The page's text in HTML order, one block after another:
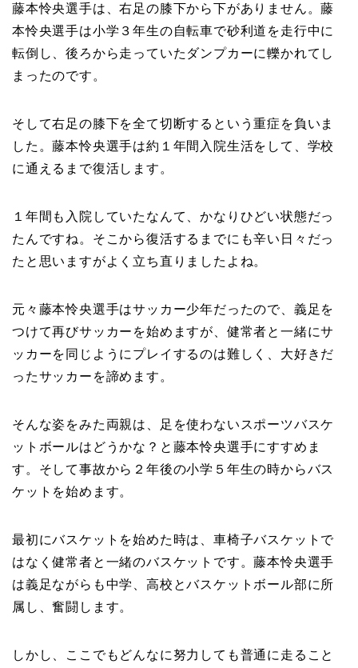
藤本怜央選手は、右足の膝下から下がありません。藤
本怜央選手は小学３年生の自転車で砂利道を走行中に
転倒し、後ろから走っていたダンプカーに轢かれてし
まったのです。
そして右足の膝下を全て切断するという重症を負いま
した。藤本怜央選手は約１年間入院生活をして、学校
に通えるまで復活します。
１年間も入院していたなんて、かなりひどい状態だっ
たんですね。そこから復活するまでにも辛い日々だっ
たと思いますがよく立ち直りましたよね。
元々藤本怜央選手はサッカー少年だったので、義足を
つけて再びサッカーを始めますが、健常者と一緒にサ
ッカーを同じようにプレイするのは難しく、大好きだ
ったサッカーを諦めます。
そんな姿をみた両親は、足を使わないスポーツバスケ
ットボールはどうかな？と藤本怜央選手にすすめま
す。そして事故から２年後の小学５年生の時からバス
ケットを始めます。
最初にバスケットを始めた時は、車椅子バスケットで
はなく健常者と一緒のバスケットです。藤本怜央選手
は義足ながらも中学、高校とバスケットボール部に所
属し、奮闘します。
しかし、ここでもどんなに努力しても普通に走ること